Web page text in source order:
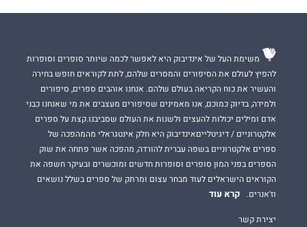
משימת העל של אינדיבוק היא לאפשר לכמה שיותר סופרים וסופרות
להפיץ לעולם את הסיפורים והמסרים שלהם, לתת לקוראים חופש בחירה
והעשיר את כוח הקריאה בעולם שלהם. אנחנו אוהבים ספרים, סיפורים
ולמידה, בדיוק כמוכם, אנו מאמינים שסיפורים מעצבים את מי שאנחנו כבני
אדם ומילים יכולות להעצים ולשנות את העולם שסביבנו.קצת על ספרים
אלקטרוניים / דיגיטלייםאינדיבוק היא חלק אינטגראלי מהמהפכה של
ספרים אלקטרוניים בשפה עברית להורדה, מהפכה אשר פתחה את שוק
הספרים בפני המון סופרים וסופרות חדשים ומוכשרים ובעיקר חשפה את
הקוראים הישראלים לעוד מבחר עצום ומרתק של ספרים בשלל נושאים
וז'אנרים.
קרא עוד
יצירת קשר